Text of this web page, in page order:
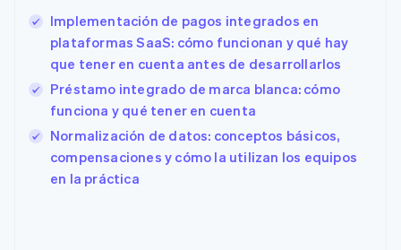
Implementación de pagos integrados en
plataformas SaaS: cómo funcionan y qué hay
que tener en cuenta antes de desarrollarlos
Préstamo integrado de marca blanca: cómo
funciona y qué tener en cuenta
Normalización de datos: conceptos básicos,
compensaciones y cómo la utilizan los equipos
en la práctica
EnglishItaliano
España
Estados Unidos
EnglishEspañol简体中文
Estonia
Finlandia
EnglishSvenska
Francia